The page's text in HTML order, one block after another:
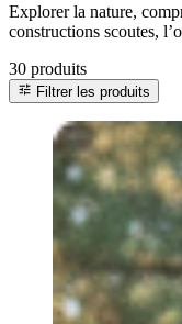
Explorer la nature,
constructions scoutes,
30 produits
tune Filtrer les produits